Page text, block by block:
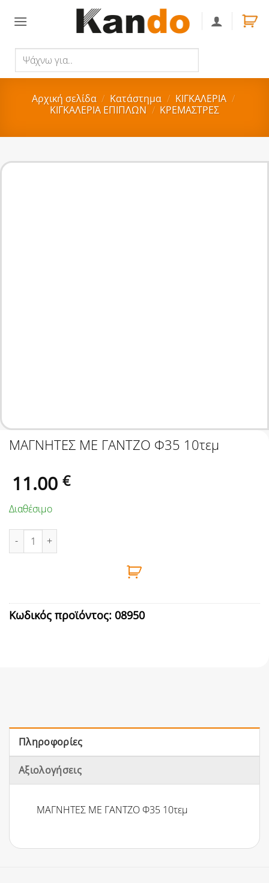
για..
Αρχική σελίδα / Κατάστημα / ΚΙΓΚΑΛΕΡΙΑ /
ΚΙΓΚΑΛΕΡΙΑ ΕΠΙΠΛΩΝ / ΚΡΕΜΑΣΤΡΕΣ
ΜΑΓΝΗΤΕΣ ΜΕ ΓΑΝΤΖΟ Φ35 10τεμ
11.00 €
Διαθέσιμο
ΜΑΓΝΗΤΕΣ ΜΕ ΓΑΝΤΖΟ Φ35 10τεμ ποσότητα
Κωδικός προϊόντος: 08950
Πληροφορίες
Αξιολογήσεις
ΜΑΓΝΗΤΕΣ ΜΕ ΓΑΝΤΖΟ Φ35 10τεμ